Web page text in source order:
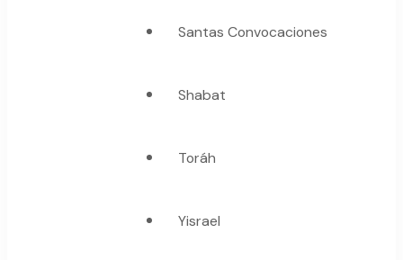
Santas Convocaciones
Shabat
Toráh
Yisrael